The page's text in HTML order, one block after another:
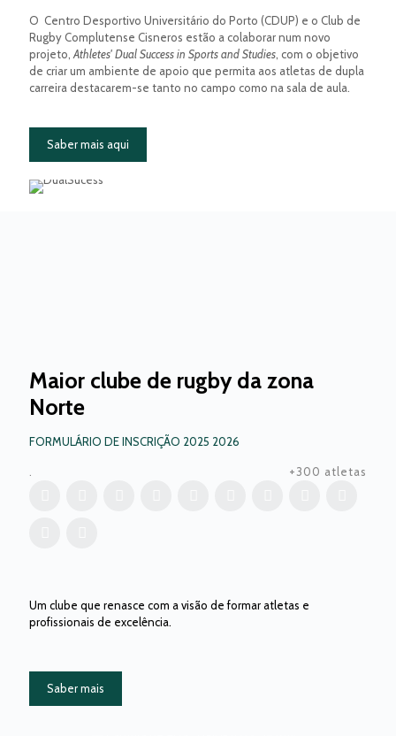
O Centro Desportivo Universitário do Porto (CDUP) e o Club de
Rugby Complutense Cisneros estão a colaborar num novo
projeto, Athletes' Dual Success in Sports and Studies , com o objetivo
de criar um ambiente de apoio que permita aos atletas de dupla
carreira destacarem-se tanto no campo como na sala de aula.
Saber mais aqui
Maior clube de rugby da zona
Norte
FORMULÁRIO DE INSCRIÇÃO 2025 2026
+300 atletas
Um clube que renasce com a visão de formar atletas e
profissionais de excelência.
Saber mais